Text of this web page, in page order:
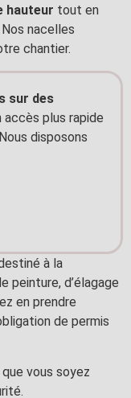
hauteur tout en
nacelles
chantier.
sur des
accès plus rapide
disposons
à la
peinture, d’élagage
en prendre
de permis
vous soyez